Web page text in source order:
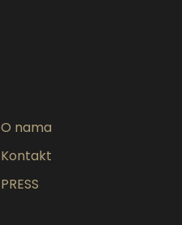
O nama
Kontakt
PRESS